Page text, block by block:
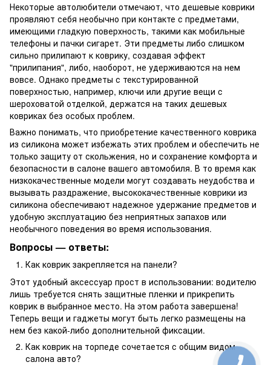
Некоторые автолюбители отмечают, что дешевые коврики
проявляют себя необычно при контакте с предметами,
имеющими гладкую поверхность, такими как мобильные
телефоны и пачки сигарет. Эти предметы либо слишком
сильно прилипают к коврику, создавая эффект
"прилипания", либо, наоборот, не удерживаются на нем
вовсе. Однако предметы с текстурированной
поверхностью, например, ключи или другие вещи с
шероховатой отделкой, держатся на таких дешевых
ковриках без особых проблем.
Важно понимать, что приобретение качественного коврика
из силикона может избежать этих проблем и обеспечить не
только защиту от скольжения, но и сохранение комфорта и
безопасности в салоне вашего автомобиля. В то время как
низкокачественные модели могут создавать неудобства и
вызывать раздражение, высококачественные коврики из
силикона обеспечивают надежное удержание предметов и
удобную эксплуатацию без неприятных запахов или
необычного поведения во время использования.
Вопросы — ответы:
Как коврик закрепляется на панели?
Этот удобный аксессуар прост в использовании: водителю
лишь требуется снять защитные пленки и прикрепить
коврик в выбранное место. На этом работа завершена!
Теперь вещи и гаджеты могут быть легко размещены на
нем без какой-либо дополнительной фиксации.
Как коврик на торпеде сочетается с общим видом
салона авто?